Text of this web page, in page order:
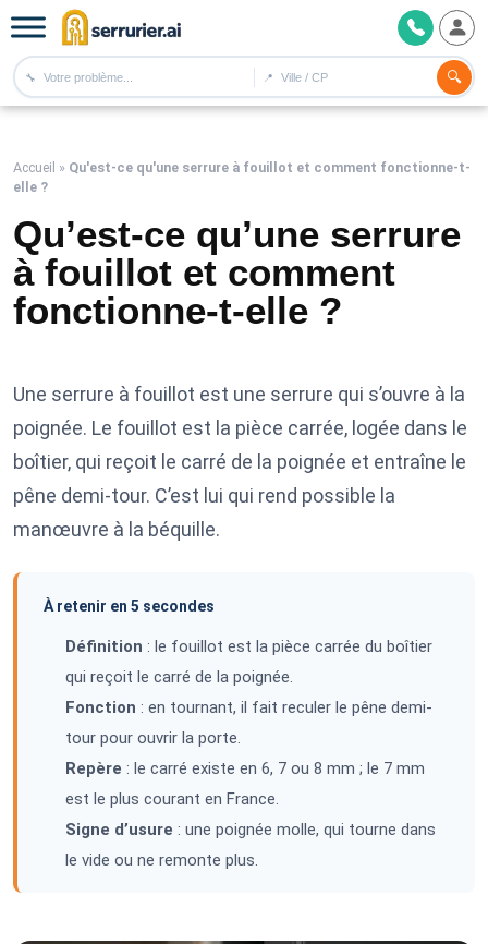
🔧 📍 🔍
Accueil » Qu'est-ce qu'une serrure à fouillot et comment fonctionne-t-
elle ?
Qu’est-ce qu’une serrure
à fouillot et comment
fonctionne-t-elle ?
Une serrure à fouillot est une serrure qui s’ouvre à la
poignée. Le fouillot est la pièce carrée, logée dans le
boîtier, qui reçoit le carré de la poignée et entraîne le
pêne demi-tour. C’est lui qui rend possible la
manœuvre à la béquille.
À retenir en 5 secondes
Définition : le fouillot est la pièce carrée du boîtier
qui reçoit le carré de la poignée.
Fonction : en tournant, il fait reculer le pêne demi-
tour pour ouvrir la porte.
Repère : le carré existe en 6, 7 ou 8 mm ; le 7 mm
est le plus courant en France.
Signe d’usure : une poignée molle, qui tourne dans
le vide ou ne remonte plus.